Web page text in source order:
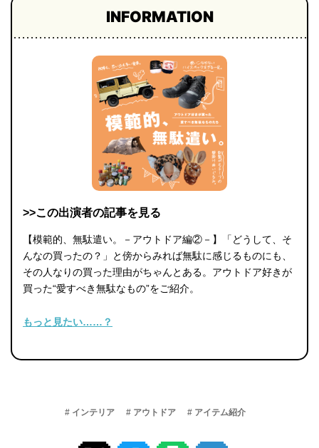
INFORMATION
>>この出演者の記事を見る
【模範的、無駄遣い。－アウトドア編②－】「どうして、そ
んなの買ったの？」と傍からみれば無駄に感じるものにも、
その人なりの買った理由がちゃんとある。アウトドア好きが
買った“愛すべき無駄なもの”をご紹介。
もっと見たい……？
# インテリア # アウトドア # アイテム紹介